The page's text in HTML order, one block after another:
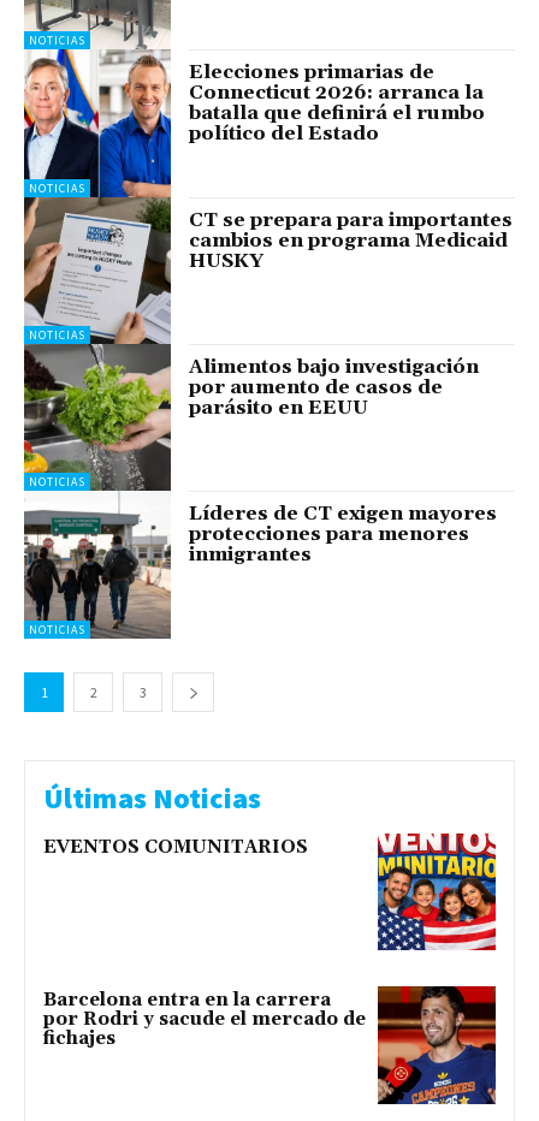
NOTICIAS
NOTICIAS
Elecciones primarias de
Connecticut 2026: arranca la
batalla que definirá el rumbo
político del Estado
NOTICIAS
CT se prepara para importantes
cambios en programa Medicaid
HUSKY
NOTICIAS
Alimentos bajo investigación
por aumento de casos de
parásito en EEUU
NOTICIAS
Líderes de CT exigen mayores
protecciones para menores
inmigrantes
1 2 3
Últimas Noticias
EVENTOS COMUNITARIOS
Barcelona entra en la carrera
por Rodri y sacude el mercado de
fichajes